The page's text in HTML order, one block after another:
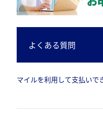
よくある質問
マイルを利用して支払いで